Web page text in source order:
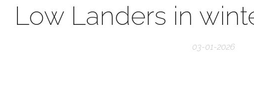
Low Landers in
03-01-2026